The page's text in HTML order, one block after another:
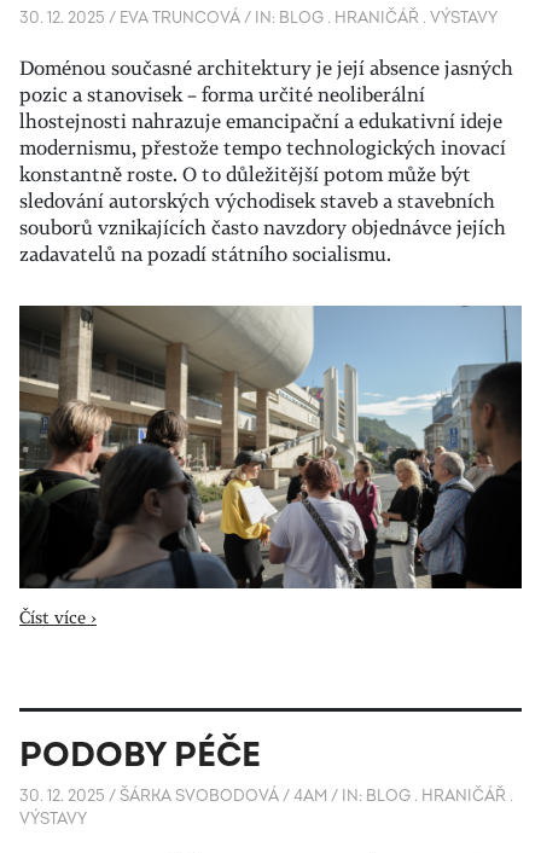
30. 12. 2025 / EVA TRUNCOVÁ/ IN: BLOG . HRANIČÁŘ . VÝSTAVY
Doménou současné architektury je její absence jasných
pozic a stanovisek – forma určité neoliberální
lhostejnosti nahrazuje emancipační a edukativní ideje
modernismu, přestože tempo technologických inovací
konstantně roste. O to důležitější potom může být
sledování autorských východisek staveb a stavebních
souborů vznikajících často navzdory objednávce jejích
zadavatelů na pozadí státního socialismu.
Číst více ›
PODOBY PÉČE
30. 12. 2025 /ŠÁRKA SVOBODOVÁ / 4AM / IN: BLOG . HRANIČÁŘ .
VÝSTAVY